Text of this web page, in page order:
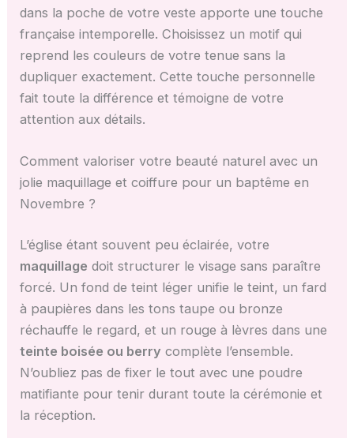
dans la poche de votre veste apporte une touche
française intemporelle. Choisissez un motif qui
reprend les couleurs de votre tenue sans la
dupliquer exactement. Cette touche personnelle
fait toute la différence et témoigne de votre
attention aux détails.
Comment valoriser votre beauté naturel avec un
jolie maquillage et coiffure pour un baptême en
Novembre ?
L’église étant souvent peu éclairée, votre
maquillage doit structurer le visage sans paraître
forcé. Un fond de teint léger unifie le teint, un fard
à paupières dans les tons taupe ou bronze
réchauffe le regard, et un rouge à lèvres dans une
teinte boisée ou berry complète l’ensemble.
N’oubliez pas de fixer le tout avec une poudre
matifiante pour tenir durant toute la cérémonie et
la réception.